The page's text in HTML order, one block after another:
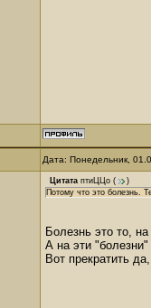
Дата: Понедельник,
Цитата птиЦЦо (
)
Потому что это болезнь.
Болезнь это то,
А на эти
Вот прекратить